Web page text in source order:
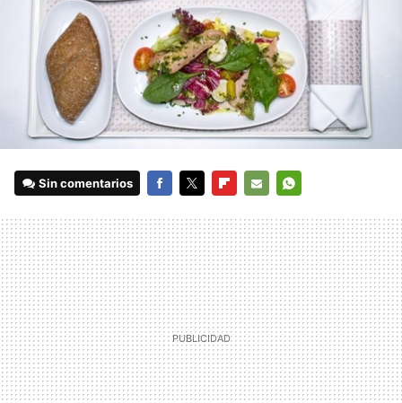
Sin comentarios
MAIL